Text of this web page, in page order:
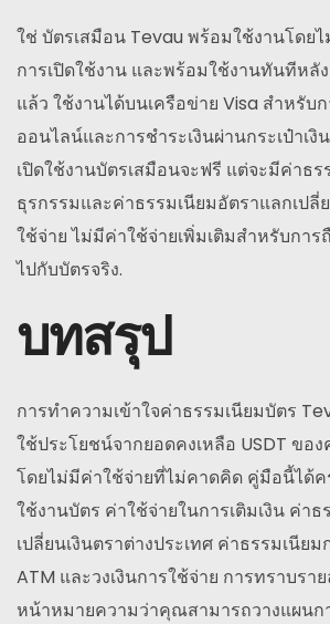
ใช่ บัตรเสมือน Tevau พร้อมใช้งานโดย
การเปิดใช้งาน และพร้อมใช้งานทันทีหลั
แล้ว ใช้งานได้บนเครือข่าย Visa สำหรับ
ออนไลน์และการชำระเงินผ่านกระเป๋าเ
เปิดใช้งานบัตรเสมือนจะฟรี แต่จะมีค่าธร
ธุรกรรมและค่าธรรมเนียมอัตราแลกเป
ใช้จ่าย ไม่มีค่าใช้จ่ายเพิ่มเติมสำหรับกา
ไปกับบัตรจริง.
บทสรุป
การทำความเข้าใจค่าธรรมเนียมบัตร
ใช้ประโยชน์จากยอดคงเหลือ USDT ขอ
โดยไม่มีค่าใช้จ่ายที่ไม่คาดคิด คู่มือนี้ได้ค
ใช้งานบัตร ค่าใช้จ่ายในการเติมเงิน ค่า
เปลี่ยนเงินตราต่างประเทศ ค่าธรรมเนีย
ATM และวงเงินการใช้จ่าย การทราบรา
หน้าหมายความว่าคุณสามารถวางแผนก